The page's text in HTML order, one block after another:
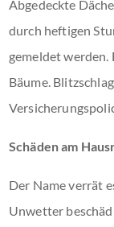
Abgedeckte
durch heftigen
gemeldet werden.
Bäume.
Schäden am
Der Name verrät
Unwetter